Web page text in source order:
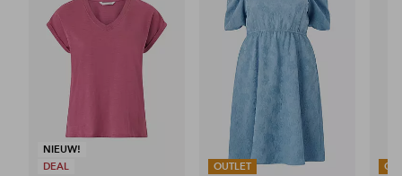
NIEUW!
DEAL
favorieten
OUTLET
favorieten